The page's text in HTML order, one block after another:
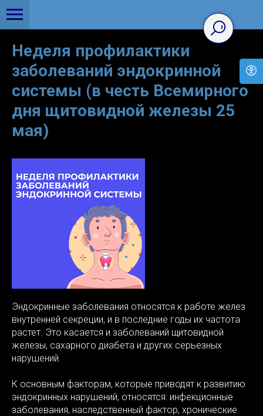
Неделя профилактики
заболеваний эндокринной
системы (в честь Всемирного
дня щитовидной железы 25
мая)
Эндокринные заболевания относятся к работе желез
внутренней секреции, и в последние годы их частота
растет. Это касается и заболеваний щитовидной
железы, сахарного диабета и других серьезных
нарушений.
К основным факторам, которые приводят к развитию
эндокринных нарушений, относятся: инфекционные
заболевания, наследственный фактор, хронические